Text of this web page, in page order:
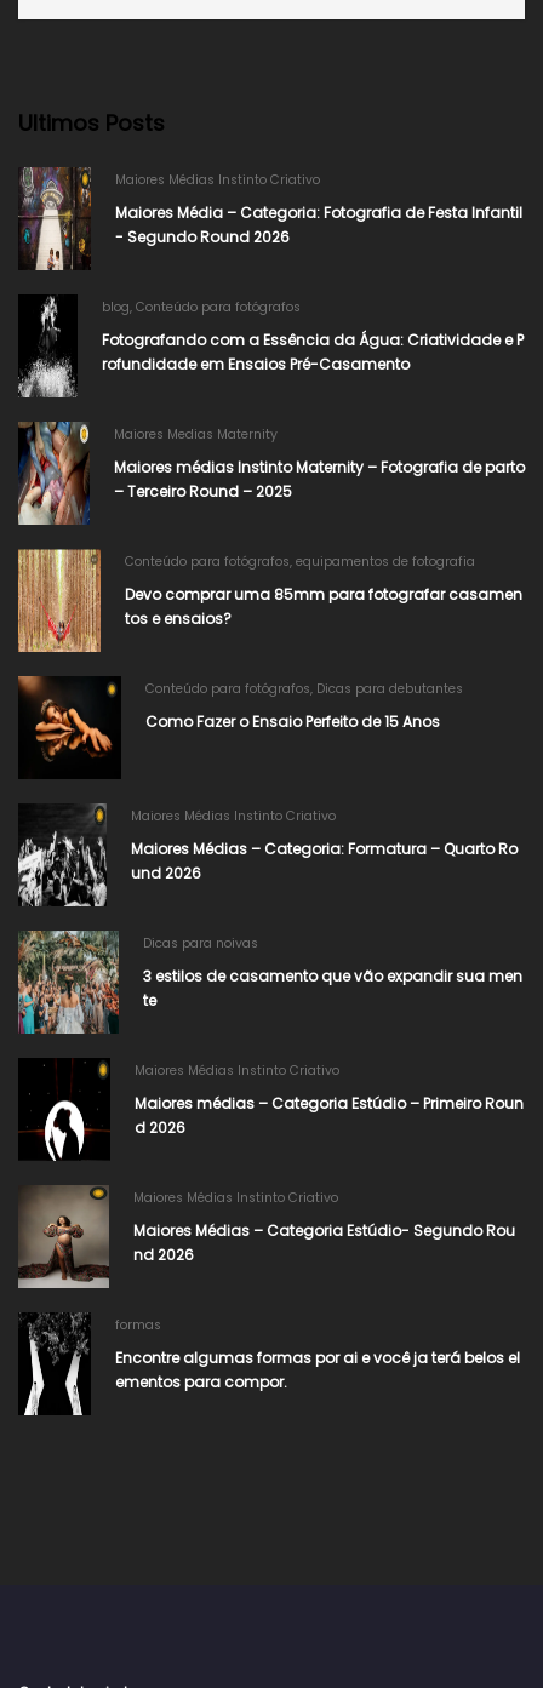
Ultimos Posts
Maiores Médias Instinto Criativo
Maiores Média – Categoria: Fotografia de Festa Infantil
- Segundo Round 2026​
blog,Conteúdo para fotógrafos
Fotografando com a Essência da Água: Criatividade e P
rofundidade em Ensaios Pré-Casamento
Maiores Medias Maternity
Maiores médias Instinto Maternity – Fotografia de parto
– Terceiro Round – 2025
Conteúdo para fotógrafos, equipamentos de fotografia
Devo comprar uma 85mm para fotografar casamen
tos e ensaios?
Conteúdo para fotógrafos, Dicas para debutantes
Como Fazer o Ensaio Perfeito de 15 Anos
Maiores Médias Instinto Criativo
Maiores Médias – Categoria: Formatura – Quarto Ro
und 2026
Dicas para noivas
3 estilos de casamento que vão expandir sua men
te
Maiores Médias Instinto Criativo
Maiores médias – Categoria Estúdio – Primeiro Roun
d 2026
Maiores Médias Instinto Criativo
Maiores Médias – Categoria Estúdio- Segundo Rou
nd 2026
formas
Encontre algumas formas por ai e você ja terá belos el
ementos para compor.